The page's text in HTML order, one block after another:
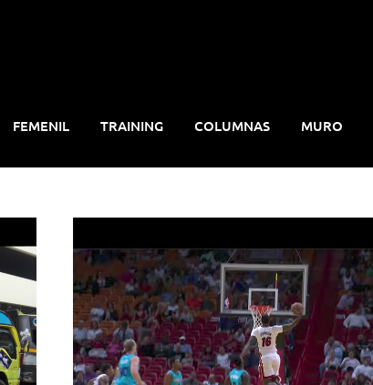
FEMENIL TRAINING COLUMNAS MURO